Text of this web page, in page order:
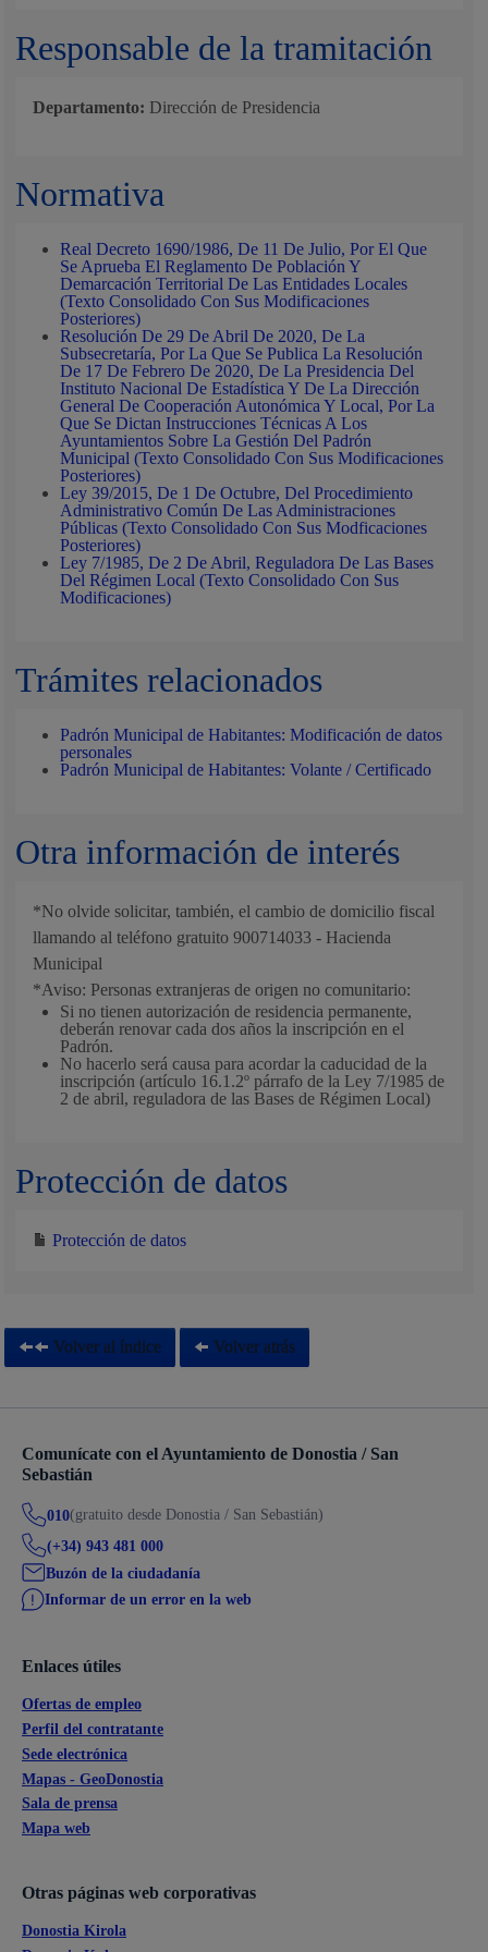
Responsable de la tramitación
Departamento: Dirección de Presidencia
Normativa
Real Decreto 1690/1986, De 11 De Julio, Por El Que
Se Aprueba El Reglamento De Población Y
Demarcación Territorial De Las Entidades Locales
(Texto Consolidado Con Sus Modificaciones
Posteriores)
Resolución De 29 De Abril De 2020, De La
Subsecretaría, Por La Que Se Publica La Resolución
De 17 De Febrero De 2020, De La Presidencia Del
Instituto Nacional De Estadística Y De La Dirección
General De Cooperación Autonómica Y Local, Por La
Que Se Dictan Instrucciones Técnicas A Los
Ayuntamientos Sobre La Gestión Del Padrón
Municipal (Texto Consolidado Con Sus Modificaciones
Posteriores)
Ley 39/2015, De 1 De Octubre, Del Procedimiento
Administrativo Común De Las Administraciones
Públicas (Texto Consolidado Con Sus Modficaciones
Posteriores)
Ley 7/1985, De 2 De Abril, Reguladora De Las Bases
Del Régimen Local (Texto Consolidado Con Sus
Modificaciones)
Trámites relacionados
Padrón Municipal de Habitantes: Modificación de datos
personales
Padrón Municipal de Habitantes: Volante / Certificado
Otra información de interés
*No olvide solicitar, también, el cambio de domicilio fiscal
llamando al teléfono gratuito 900714033 - Hacienda
Municipal
*Aviso: Personas extranjeras de origen no comunitario:
Si no tienen autorización de residencia permanente,
deberán renovar cada dos años la inscripción en el
Padrón.
No hacerlo será causa para acordar la caducidad de la
inscripción (artículo 16.1.2º párrafo de la Ley 7/1985 de
2 de abril, reguladora de las Bases de Régimen Local)
Protección de datos
Protección de datos
Volver al índice Volver atrás
Comunícate con el Ayuntamiento de Donostia / San
Sebastián
010(gratuito desde Donostia / San Sebastián)
(+34) 943 481 000
Buzón de la ciudadanía
Informar de un error en la web
Enlaces útiles
Ofertas de empleo
Perfil del contratante
Sede electrónica
Mapas - GeoDonostia
Sala de prensa
Mapa web
Otras páginas web corporativas
Donostia Kirola